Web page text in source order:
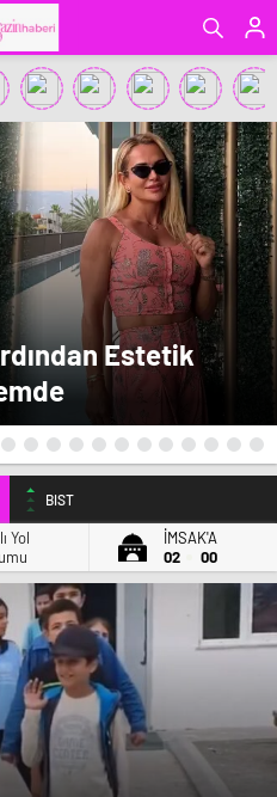
Estetik
EURO
Yol
İMSAK'A
02
00